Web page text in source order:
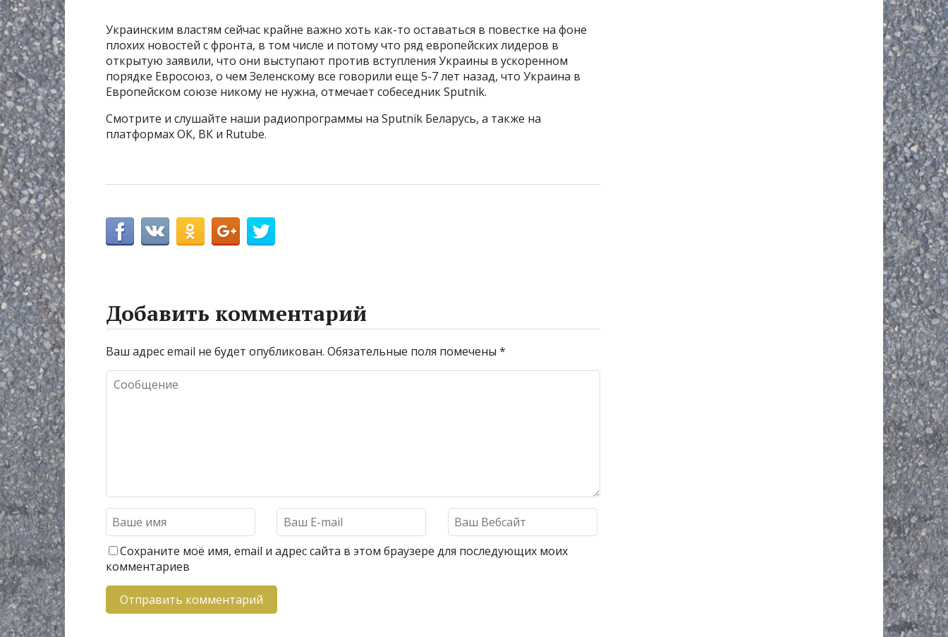
Украинским властям сейчас крайне важно хоть как-то оставаться в повестке на фоне
плохих новостей с фронта, в том числе и потому что ряд европейских лидеров в
открытую заявили, что они выступают против вступления Украины в ускоренном
порядке Евросоюз, о чем Зеленскому все говорили еще 5-7 лет назад, что Украина в
Европейском союзе никому не нужна, отмечает собеседник Sputnik.
Смотрите и слушайте наши радиопрограммы на Sputnik Беларусь, а также на
платформах ОК, ВК и Rutube.
Добавить комментарий
Ваш адрес email не будет опубликован. Обязательные поля помечены *
Сохраните моё имя, email и адрес сайта в этом браузере для последующих моих
комментариев